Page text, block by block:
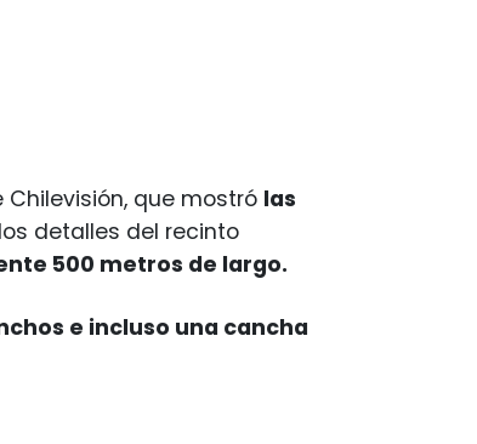
que mostró las
detalles del recinto
500 metros de largo.
e incluso una cancha